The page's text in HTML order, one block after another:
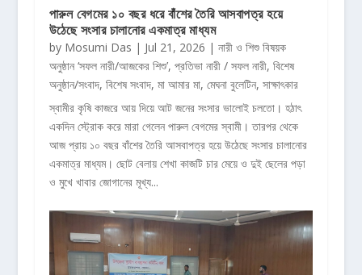
পারুল বেগমের ১০ বছর ধরে বাঁশের তৈরি আসবাপত্র হয়ে
উঠেছে সংসার চালানোর একমাত্র মাধ্যম
by Mosumi Das | Jul 21, 2026 | নারী ও শিশু বিষয়ক
অনুষ্ঠান ‘সফল নারী/আজকের শিশু’, প্রতিভা নারী / সফল নারী, বিশেষ
অনুষ্ঠান/সংবাদ, বিশেষ সংবাদ, মা আমার মা, মেঘনা বুলেটিন, সাক্ষাৎকার
স্বামীর কৃষি কাজরে আয় দিয়ে আট জনের সংসার ভালোই চলতো। হঠাৎ
একদিন স্ট্রোক করে মারা গেলেন পারুল বেগমের স্বামী। তারপর থেকে
আজ প্রায় ১০ বছর বাঁশের তৈরি আসবাপত্র হয়ে উঠেছে সংসার চালানোর
একমাত্র মাধ্যম। ছোট বেলায় শেখা কাজটি চার মেয়ে ও দুই ছেলের পড়া
ও মুখে খাবার জোগানের মূখ্য...